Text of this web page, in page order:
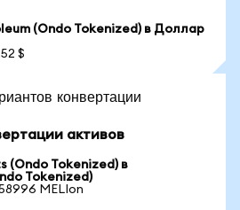
(Ondo Tokenized) в Доллар
$
конвертации
активов
(Ondo Tokenized) в
Tokenized)
MELIon